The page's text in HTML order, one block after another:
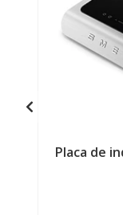
Placa de